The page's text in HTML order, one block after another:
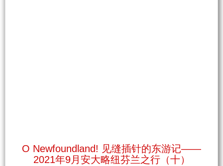
O Newfoundland! 见缝插针的东游记——
2021年9月安大略纽芬兰之行（十）